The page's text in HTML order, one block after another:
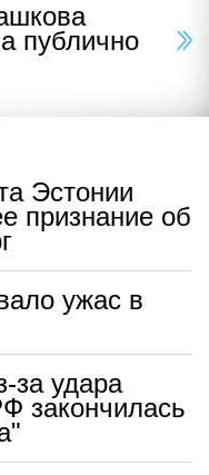
публично
Эстонии
признание об
ужас в
за удара
закончилась